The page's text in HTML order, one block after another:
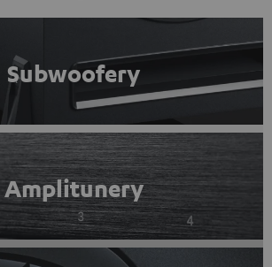
Subwoofery
Amplitunery